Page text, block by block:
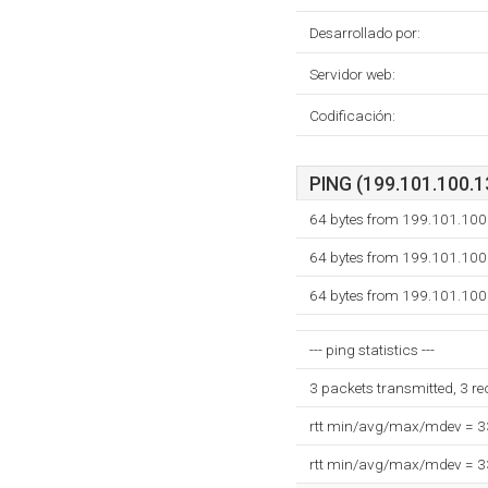
Desarrollado por:
Servidor web:
Codificación:
PING
64 bytes from
64 bytes from
64 bytes from
--- ping statistics ---
3 packets transmitted, 3
rtt min/avg/max/mdev =
rtt min/avg/max/mdev =